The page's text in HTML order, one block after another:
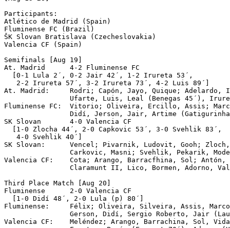
Participants:
Atlético de Madrid (Spain)
Fluminense FC (Brazil)
ŠK Slovan Bratislava (Czecheslovakia)
Valencia CF (Spain)
Semifinals [Aug 19]
At. Madrid	4-2 Fluminense FC
  [0-1 Lula 2´, 0-2 Jair 42´, 1-2 Irureta 53´,
   2-2 Irureta 57´, 3-2 Irureta 73´, 4-2 Luis 89´]
At. Madrid:     Rodri; Capón, Jayo, Quique;
Ufarte, Luis, Leal (Benegas 45´),
Fluminense FC:  Vitorio; Oliveira, Ercillo, Assis;
Didí, Jerson, Jair, Artime
SK Slovan 	4-0 Valencia CF
  [1-0 Zlocha 44´, 2-0 Capkovic 53´, 3-0 Svehlik 83´,
   4-0 Svehlik 40´]
SK Slovan:      Vencel; Pivarnik, Ludovit, Gooh;
Carkovic, Masni; Svehlik, Pekarik,
Valencia CF:    Cota; Arango, Barracfhina, Sol;
Claramunt II, Lico, Bormen, Adorno,
Third Place Match [Aug 20]
Fluminense	2-0 Valencia CF
  [1-0 Didí 48´, 2-0 Lula (p) 80´]
Fluminense:     Félix; Oliveira, Silveira, Assis,
Gerson, Didí, Sergio Roberto, Jair
Valencia CF:    Meléndez; Arango, Barrachina, Sol,